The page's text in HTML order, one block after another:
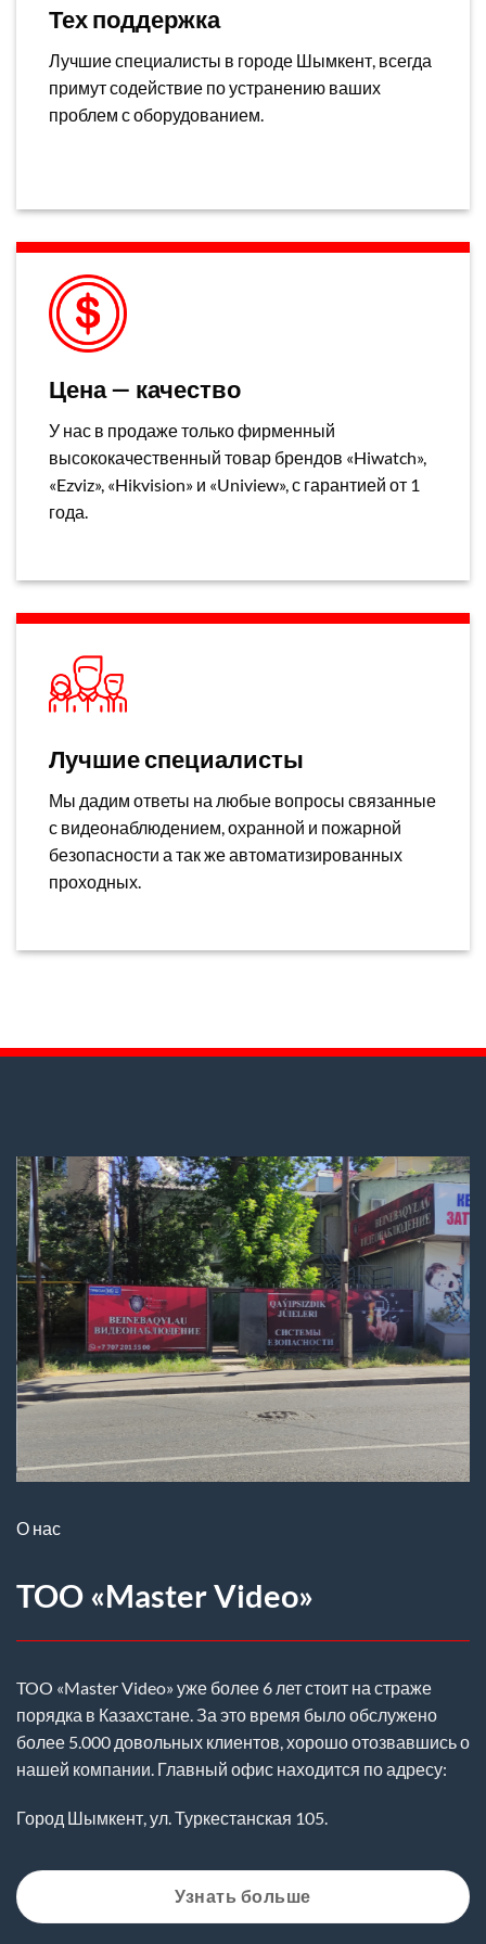
Тех поддержка
Лучшие специалисты в городе Шымкент, всегда
примут содействие по устранению ваших
проблем с оборудованием.
Цена — качество
У нас в продаже только фирменный
высококачественный товар брендов «Hiwatch»,
«Ezviz», «Hikvision» и «Uniview», с гарантией от 1
года.
Лучшие специалисты
Мы дадим ответы на любые вопросы связанные
с видеонаблюдением, охранной и пожарной
безопасности а так же автоматизированных
проходных.
О нас
TOO «Master Video»
TOO «Master Video» уже более 6 лет стоит на страже
порядка в Казахстане. За это время было обслужено
более 5.000 довольных клиентов, хорошо отозвавшись о
нашей компании. Главный офис находится по адресу:
Город Шымкент, ул. Туркестанская 105.
Узнать больше